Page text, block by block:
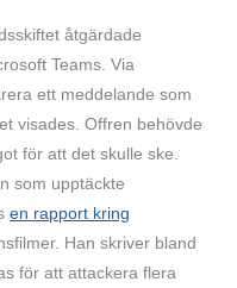
åtgärdade
Teams. Via
ett meddelande som
visades. Offren behövde
för att det skulle ske.
som upptäckte
en rapport kring
Han skriver bland
för att attackera flera